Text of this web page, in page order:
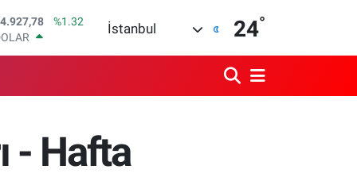
%0.16
İstanbul 24°
- Hafta